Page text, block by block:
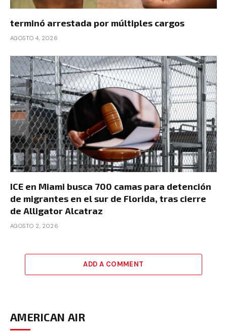
terminó arrestada por múltiples cargos
AGOSTO 4, 2026
ICE en Miami busca 700 camas para detención
de migrantes en el sur de Florida, tras cierre
de Alligator Alcatraz
AGOSTO 2, 2026
ADD A COMMENT
AMERICAN AIR